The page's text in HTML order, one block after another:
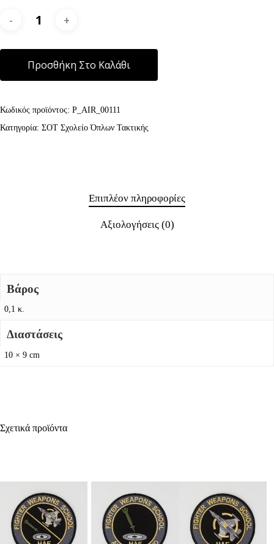
Προσθήκη Στο Καλάθι
Κωδικός προϊόντος: P_AIR_00111
Κατηγορία: ΣΟΤ Σχολείο Όπλων Τακτικής
Επιπλέον πληροφορίες
Αξιολογήσεις (0)
Βάρος
0,1 κ.
Διαστάσεις
10 × 9 cm
Σχετικά προϊόντα